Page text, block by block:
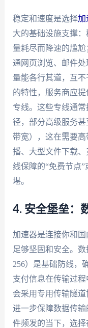
稳定和速度是选择加
大的基础设施支撑
量耗尽而降速的尴
通网页浏览、邮件
量能各行其道，互
的特性，服务商应
专线。这些专线通
径，部分高级服务
带宽），这在需要
播、大型文件下载
线保障的“免费节点
堪。
4. 安全堡垒：
加速器是连接你和
足够坚固和安全。
256）是基础防线，
支付信息在传输过
会采用专用传输隧道
进一步保障数据传
件频发的当下，选